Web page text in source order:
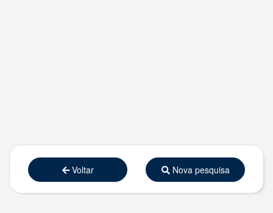
Voltar Nova pesquisa